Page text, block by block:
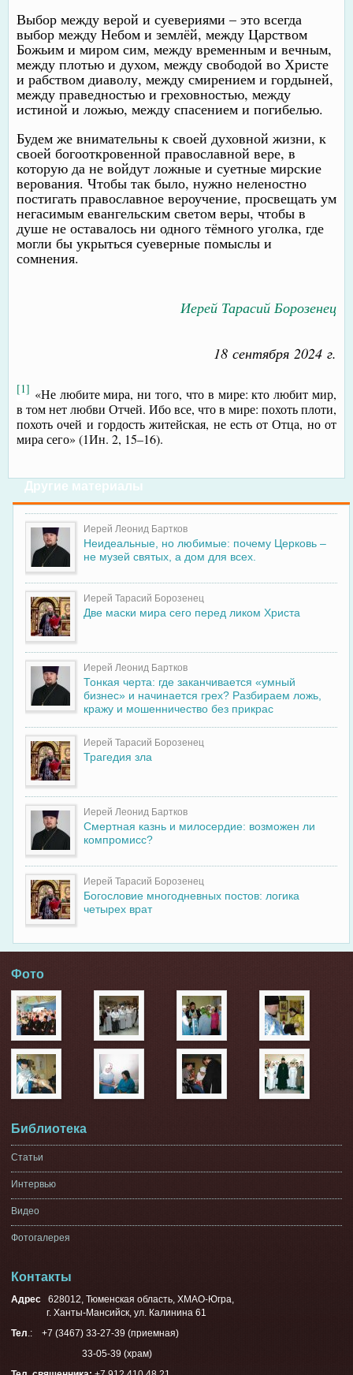
Выбор между верой и суевериями – это всегда
выбор между Небом и землёй, между Царством
Божьим и миром сим, между временным и вечным,
между плотью и духом, между свободой во Христе
и рабством диаволу, между смирением и гордыней,
между праведностью и греховностью, между
истиной и ложью, между спасением и погибелью.
Будем же внимательны к своей духовной жизни, к
своей богооткровенной православной вере, в
которую да не войдут ложные и суетные мирские
верования. Чтобы так было, нужно неленостно
постигать православное вероучение, просвещать ум
негасимым евангельским светом веры, чтобы в
душе не оставалось ни одного тёмного уголка, где
могли бы укрыться суеверные помыслы и
сомнения.
Иерей Тарасий Борозенец
18 сентября 2024 г.
[1] «Не любите мира, ни того, что в мире: кто любит мир,
в том нет любви Отчей. Ибо все, что в мире: похоть плоти,
похоть очей и гордость житейская, не есть от Отца, но от
мира сего» (1Ин. 2, 15–16).
Другие материалы
Иерей Леонид Бартков
Неидеальные, но любимые: почему Церковь –
не музей святых, а дом для всех.
Иерей Тарасий Борозенец
Две маски мира сего перед ликом Христа
Иерей Леонид Бартков
Тонкая черта: где заканчивается «умный
бизнес» и начинается грех? Разбираем ложь,
кражу и мошенничество без прикрас
Иерей Тарасий Борозенец
Трагедия зла
Иерей Леонид Бартков
Смертная казнь и милосердие: возможен ли
компромисс?
Иерей Тарасий Борозенец
Богословие многодневных постов: логика
четырех врат
Фото
Библиотека
Статьи
Интервью
Видео
Фотогалерея
Контакты
Адрес 628012, Тюменская область, ХМАО-Югра,
г. Ханты-Мансийск, ул. Калинина 61
Тел.: +7 (3467) 33-27-39 (приемная)
33-05-39 (храм)